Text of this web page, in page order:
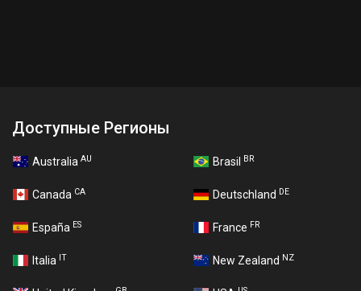
Доступные Регионы
Australia AU Brasil BR
Canada CA Deutschland DE
España ES France FR
Italia IT New Zealand NZ